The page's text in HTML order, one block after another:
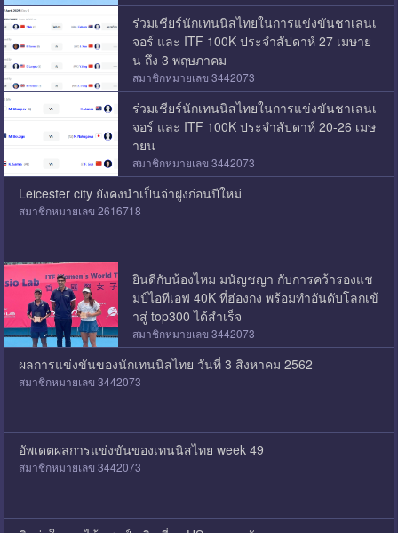
ร่วมเชียร์นักเทนนิสไทยในการแข่งขันชาเลนเ
จอร์ และ ITF 100K ประจำสัปดาห์ 27 เมษาย
น ถึง 3 พฤษภาคม
สมาชิกหมายเลข 3442073
ร่วมเชียร์นักเทนนิสไทยในการแข่งขันชาเลนเ
จอร์ และ ITF 100K ประจำสัปดาห์ 20-26 เมษ
ายน
สมาชิกหมายเลข 3442073
Leicester city ยังคงนำเป็นจ่าฝูงก่อนปีใหม่
สมาชิกหมายเลข 2616718
ยินดีกับน้องไหม มนัญชญา กับการคว้ารองแช
มป์ไอทีเอฟ 40K ที่ฮ่องกง พร้อมทำอันดับโลกเข้
าสู่ top300 ได้สำเร็จ
สมาชิกหมายเลข 3442073
ผลการแข่งขันของนักเทนนิสไทย วันที่ 3 สิงหาคม 2562
สมาชิกหมายเลข 3442073
อัพเดตผลการแข่งขันของเทนนิสไทย week 49
สมาชิกหมายเลข 3442073